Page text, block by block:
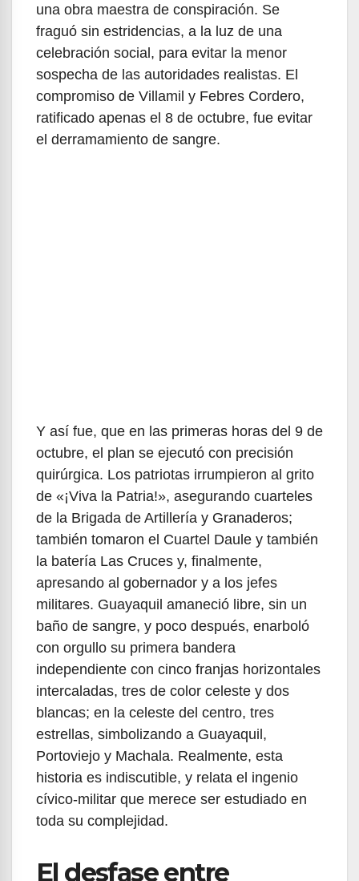
una obra maestra de conspiración. Se
fraguó sin estridencias, a la luz de una
celebración social, para evitar la menor
sospecha de las autoridades realistas. El
compromiso de Villamil y Febres Cordero,
ratificado apenas el 8 de octubre, fue evitar
el derramamiento de sangre.
Y así fue, que en las primeras horas del 9 de
octubre, el plan se ejecutó con precisión
quirúrgica. Los patriotas irrumpieron al grito
de «¡Viva la Patria!», asegurando cuarteles
de la Brigada de Artillería y Granaderos;
también tomaron el Cuartel Daule y también
la batería Las Cruces y, finalmente,
apresando al gobernador y a los jefes
militares. Guayaquil amaneció libre, sin un
baño de sangre, y poco después, enarboló
con orgullo su primera bandera
independiente con cinco franjas horizontales
intercaladas, tres de color celeste y dos
blancas; en la celeste del centro, tres
estrellas, simbolizando a Guayaquil,
Portoviejo y Machala. Realmente, esta
historia es indiscutible, y relata el ingenio
cívico-militar que merece ser estudiado en
toda su complejidad.
El desfase entre